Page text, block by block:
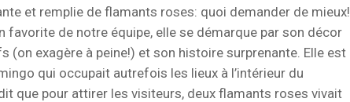
et remplie de flamants roses: quoi demander de mieux!
favorite de notre équipe, elle se démarque par son décor
exagère à peine!) et son histoire surprenante. Elle est
qui occupait autrefois les lieux à l’intérieur du
que pour attirer les visiteurs, deux flamants roses vivait